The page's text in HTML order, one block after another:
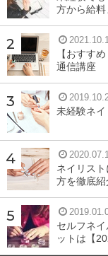
方から給料
【おすす
通信講座
未経験ネ
ネイリス
方を徹底紹
セルフネ
ットは【